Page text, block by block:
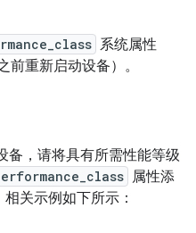
系统属性
前重新启动设备）。
备，请将具有所需性能等级
属性添
关示例如下所示：